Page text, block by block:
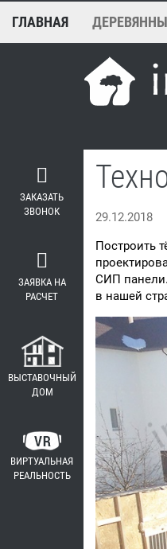
ГЛАВНАЯ
ЗАКАЗАТЬ
ЗВОНОК
ЗАЯВКА НА
РАСЧЕТ
ВЫСТАВОЧНЫЙ
ДОМ
ВИРТУАЛЬНАЯ
РЕАЛЬНОСТЬ
29.12.2018
Построить
СИП
в нашей